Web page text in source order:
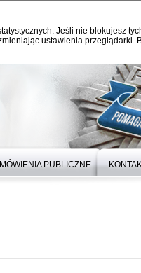
Jeśli nie blokujesz
ustawienia przeglądarki.
PUBLICZNE